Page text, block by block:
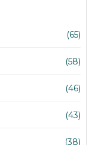
(65)
(58)
(46)
(43)
(38)